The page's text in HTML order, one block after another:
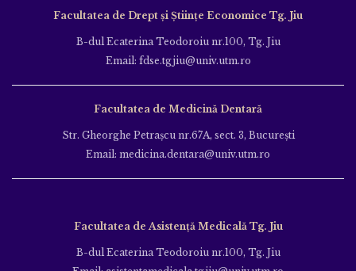
Facultatea de Drept și Științe Economice Tg. Jiu
B-dul Ecaterina Teodoroiu nr.100, Tg. Jiu
Email: fdse.tgjiu@univ.utm.ro
Facultatea de Medicină Dentară
Str. Gheorghe Petraşcu nr.67A, sect. 3, Bucureşti
Email: medicina.dentara@univ.utm.ro
Facultatea de Asistență Medicală Tg. Jiu
B-dul Ecaterina Teodoroiu nr.100, Tg. Jiu